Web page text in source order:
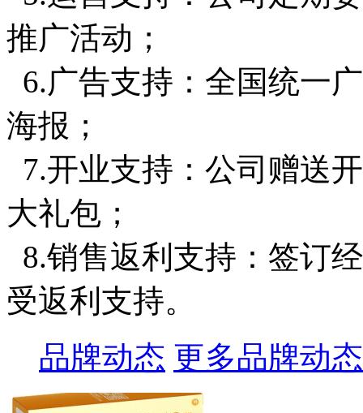
推广活动；
6.广告支持：全国统一
海报；
7.开业支持：公司赠送
大礼包；
8.销售返利支持：签订
受返利支持。
品牌动态 更多品牌动态